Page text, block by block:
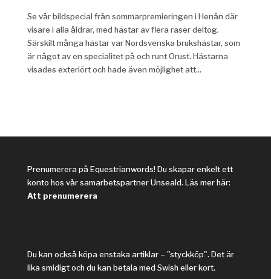
Se vår bildspecial från sommarpremieringen i Henån där
visare i alla åldrar, med hästar av flera raser deltog.
Särskilt många hästar var Nordsvenska brukshästar, som
är något av en specialitet på och runt Orust. Hästarna
visades exteriört och hade även möjlighet att...
Prenumerera på Equestrianwords! Du skapar enkelt ett
konto hos vår samarbetspartner Unseald. Läs mer här:
Att prenumerera
Du kan också köpa enstaka artiklar – "styckköp". Det är
lika smidigt och du kan betala med Swish eller kort.